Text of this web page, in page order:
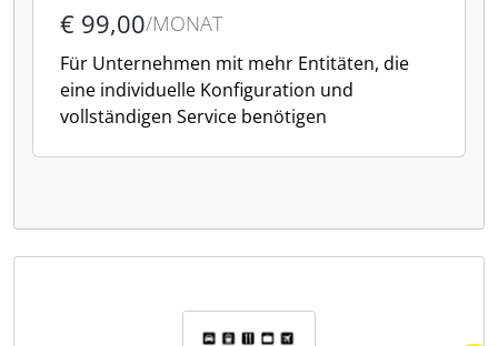
€ 99,00/MONAT
Für Unternehmen mit mehr Entitäten, die
eine individuelle Konfiguration und
vollständigen Service benötigen